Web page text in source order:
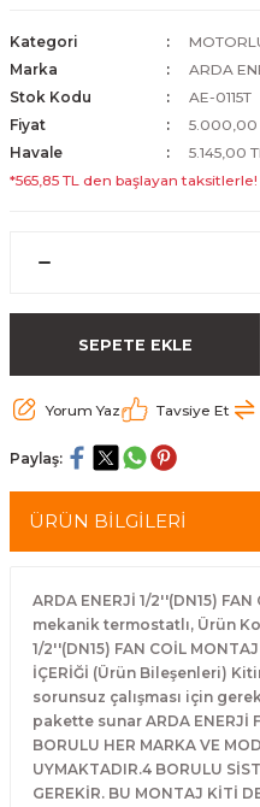
Kategori
Marka
ARDA
Stok Kodu
AE-0115T
Fiyat
5.000,00
Havale
5.145,00
*565,85 TL den başlayan taksitlerle!
SEPETE EKLE
Yorum Yaz Tavsiye Et
Paylaş:
ÜRÜN BİLGİLERİ
ARDA ENERJİ 1/2''(DN15)
mekanik termostatlı, Ürün
1/2''(DN15) FAN COİL
İÇERİĞİ (Ürün Bileşenleri)
sorunsuz çalışması için
pakette sunar ARDA ENERJİ
BORULU HER MARKA VE
UYMAKTADIR.4 BORULU
GEREKİR. BU MONTAJ KİTİ